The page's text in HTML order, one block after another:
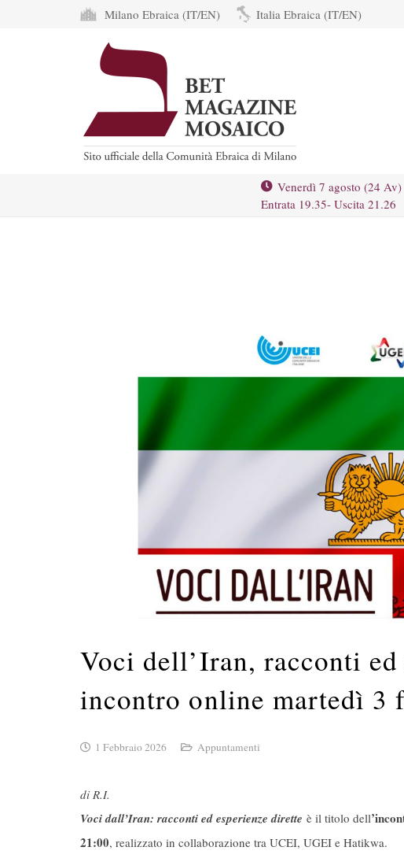
Milano Ebraica (IT/EN) Italia Ebraica (IT/EN)
Venerdì 7 agosto (24 Av)
Entrata 19.35- Uscita 21.26
Voci dell’Iran, racconti
incontro online martedì 3
1 Febbraio 2026 Appuntamenti
di R.I.
Voci dall’Iran: racconti ed esperienze dirette è il titolo dell
21:00, realizzato in collaborazione tra UCEI, UGEI e Hatikwa.